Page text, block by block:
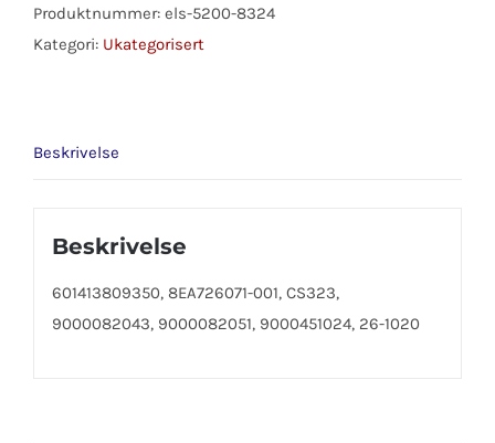
ESCORT
antall
Produktnummer: els-5200-8324
Kategori: Ukategorisert
Beskrivelse
Beskrivelse
601413809350, 8EA726071-001, CS323,
9000082043, 9000082051, 9000451024, 26-1020